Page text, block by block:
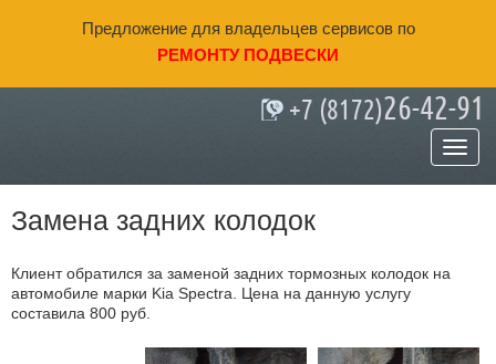
Предложение для владельцев сервисов по
РЕМОНТУ ПОДВЕСКИ
+7 (8172)26-42-91
Замена задних колодок
Клиент обратился за заменой задних тормозных колодок на
автомобиле марки Kia Spectra. Цена на данную услугу
составила 800 руб.